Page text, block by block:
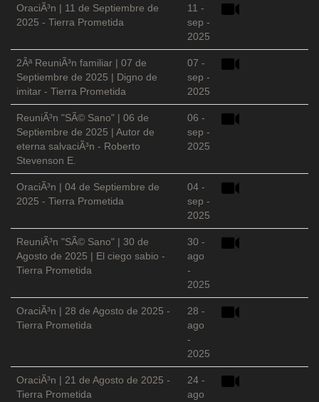
OraciÃ³n | 11 de Septiembre de
2025 - Tierra Prometida
11 -
sep -
2025
2Âª ReuniÃ³n familiar | 07 de
Septiembre de 2025 | Digno de
imitar - Tierra Prometida
07 -
sep -
2025
ReuniÃ³n "SÃ© Sano" | 06 de
Septiembre de 2025 | Autor de
eterna salvaciÃ³n - Roberto
Stevenson E.
06 -
sep -
2025
OraciÃ³n | 04 de Septiembre de
2025 - Tierra Prometida
04 -
sep -
2025
ReuniÃ³n "SÃ© Sano" | 30 de
Agosto de 2025 | El ciego sabio -
Tierra Prometida
30 -
ago
-
2025
OraciÃ³n | 28 de Agosto de 2025 -
Tierra Prometida
28 -
ago
-
2025
OraciÃ³n | 21 de Agosto de 2025 -
Tierra Prometida
24 -
ago